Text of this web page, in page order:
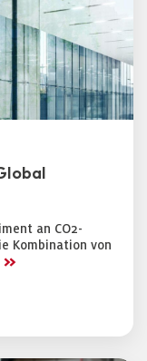
an CO2-
Kombination von
>>